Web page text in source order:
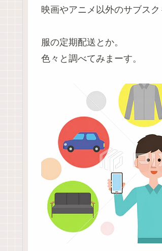
映画やアニメ以外のサブス
服の定期配送とか。
色々と調べてみまーす。